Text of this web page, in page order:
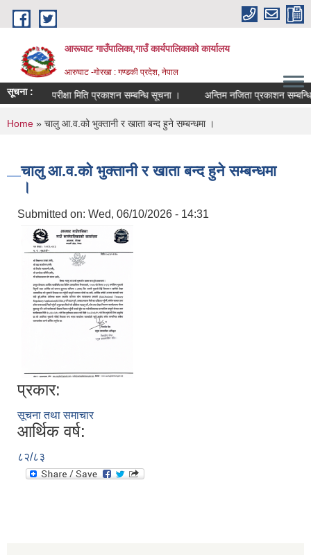
Skip to main content
आरूघाट गाउँपालिका,गाउँ कार्यपालिकाको कार्यालय
आरुघाट -गोरखा : गण्डकी प्रदेश, नेपाल
सूचना :परीक्षा मिति प्रकाशन सम्बन्धि सूचना । अन्तिम नजिता प्रकाशन सम्बन्धि
You are here
Home » चालु आ.व.को भुक्तानी र खाता बन्द हुने सम्बन्धमा ।
चालु आ.व.को भुक्तानी र खाता बन्द हुने सम्बन्धमा
।
Submitted on: Wed, 06/10/2026 - 14:31
प्रकार:
सूचना तथा समाचार
आर्थिक वर्ष:
८२/८३